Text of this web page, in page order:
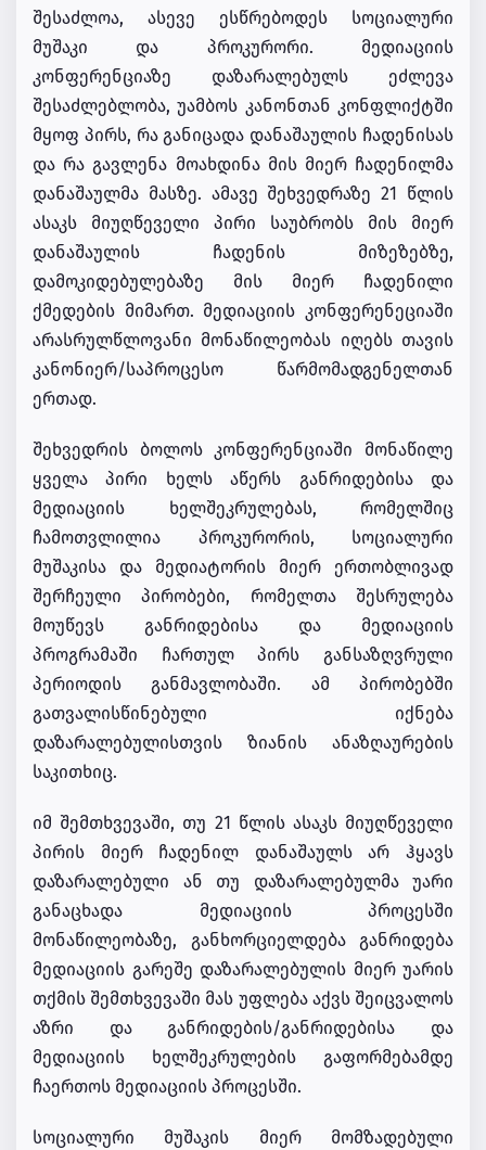
შესაძლოა, ასევე ესწრებოდეს სოციალური
მუშაკი და პროკურორი. მედიაციის
კონფერენციაზე დაზარალებულს ეძლევა
შესაძლებლობა, უამბოს კანონთან კონფლიქტში
მყოფ პირს, რა განიცადა დანაშაულის ჩადენისას
და რა გავლენა მოახდინა მის მიერ ჩადენილმა
დანაშაულმა მასზე. ამავე შეხვედრაზე 21 წლის
ასაკს მიუღწეველი პირი საუბრობს მის მიერ
დანაშაულის ჩადენის მიზეზებზე,
დამოკიდებულებაზე მის მიერ ჩადენილი
ქმედების მიმართ. მედიაციის კონფერენეციაში
არასრულწლოვანი მონაწილეობას იღებს თავის
კანონიერ/საპროცესო წარმომადგენელთან
ერთად.
შეხვედრის ბოლოს კონფერენციაში მონაწილე
ყველა პირი ხელს აწერს განრიდებისა და
მედიაციის ხელშეკრულებას, რომელშიც
ჩამოთვლილია პროკურორის, სოციალური
მუშაკისა და მედიატორის მიერ ერთობლივად
შერჩეული პირობები, რომელთა შესრულება
მოუწევს განრიდებისა და მედიაციის
პროგრამაში ჩართულ პირს განსაზღვრული
პერიოდის განმავლობაში. ამ პირობებში
გათვალისწინებული იქნება
დაზარალებულისთვის ზიანის ანაზღაურების
საკითხიც.
იმ შემთხვევაში, თუ 21 წლის ასაკს მიუღწეველი
პირის მიერ ჩადენილ დანაშაულს არ ჰყავს
დაზარალებული ან თუ დაზარალებულმა უარი
განაცხადა მედიაციის პროცესში
მონაწილეობაზე, განხორციელდება განრიდება
მედიაციის გარეშე დაზარალებულის მიერ უარის
თქმის შემთხვევაში მას უფლება აქვს შეიცვალოს
აზრი და განრიდების/განრიდებისა და
მედიაციის ხელშეკრულების გაფორმებამდე
ჩაერთოს მედიაციის პროცესში.
სოციალური მუშაკის მიერ მომზადებული